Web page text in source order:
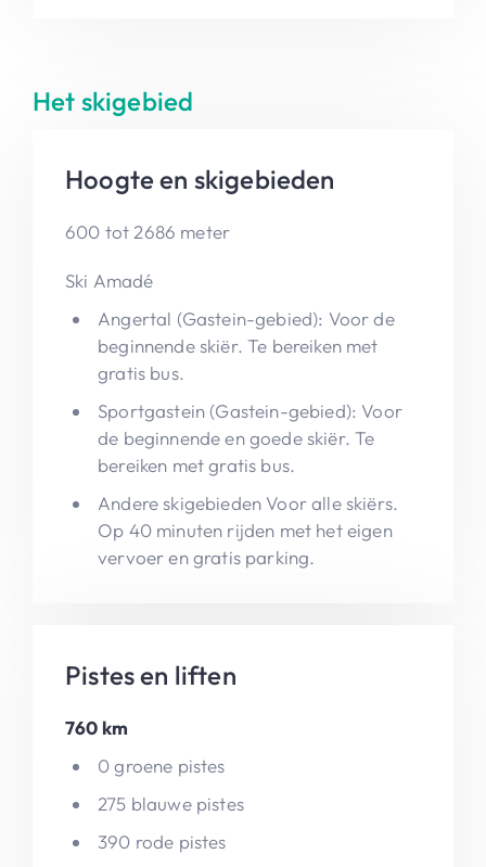
Het skigebied
Hoogte en skigebieden
600 tot 2686 meter
Ski Amadé
Angertal (Gastein-gebied): Voor de
beginnende skiër. Te bereiken met
gratis bus.
Sportgastein (Gastein-gebied): Voor
de beginnende en goede skiër. Te
bereiken met gratis bus.
Andere skigebieden Voor alle skiërs.
Op 40 minuten rijden met het eigen
vervoer en gratis parking.
Pistes en liften
760 km
0 groene pistes
275 blauwe pistes
390 rode pistes